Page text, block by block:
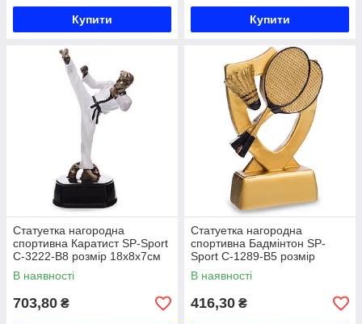
Купити Купити
Статуетка нагородна
спортивна Каратист SP-Sport
C-3222-B8 розмір 18х8х7см
Код C-3222-B8
В наявності
703,80 ₴
Статуетка нагородна
спортивна Бадмінтон SP-
Sport C-1289-B5 розмір
16х11х3,5см золото Код C-
1289-B5
В наявності
416,30 ₴